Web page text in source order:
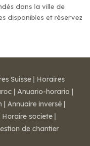
dans la ville de
disponibles et réservez
Suisse | Horaires
| Anuario-horario |
| Annuaire inversé |
Horaire societe |
de chantier